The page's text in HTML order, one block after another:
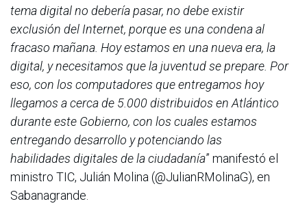
tema digital no debería pasar, no debe existir
exclusión del Internet, porque es una condena al
fracaso mañana. Hoy estamos en una nueva era, la
digital, y necesitamos que la juventud se prepare. Por
eso, con los computadores que entregamos hoy
llegamos a cerca de 5.000 distribuidos en Atlántico
durante este Gobierno, con los cuales estamos
entregando desarrollo y potenciando las
habilidades digitales de la ciudadanía” manifestó el
ministro TIC, Julián Molina (@JulianRMolinaG), en
Sabanagrande.